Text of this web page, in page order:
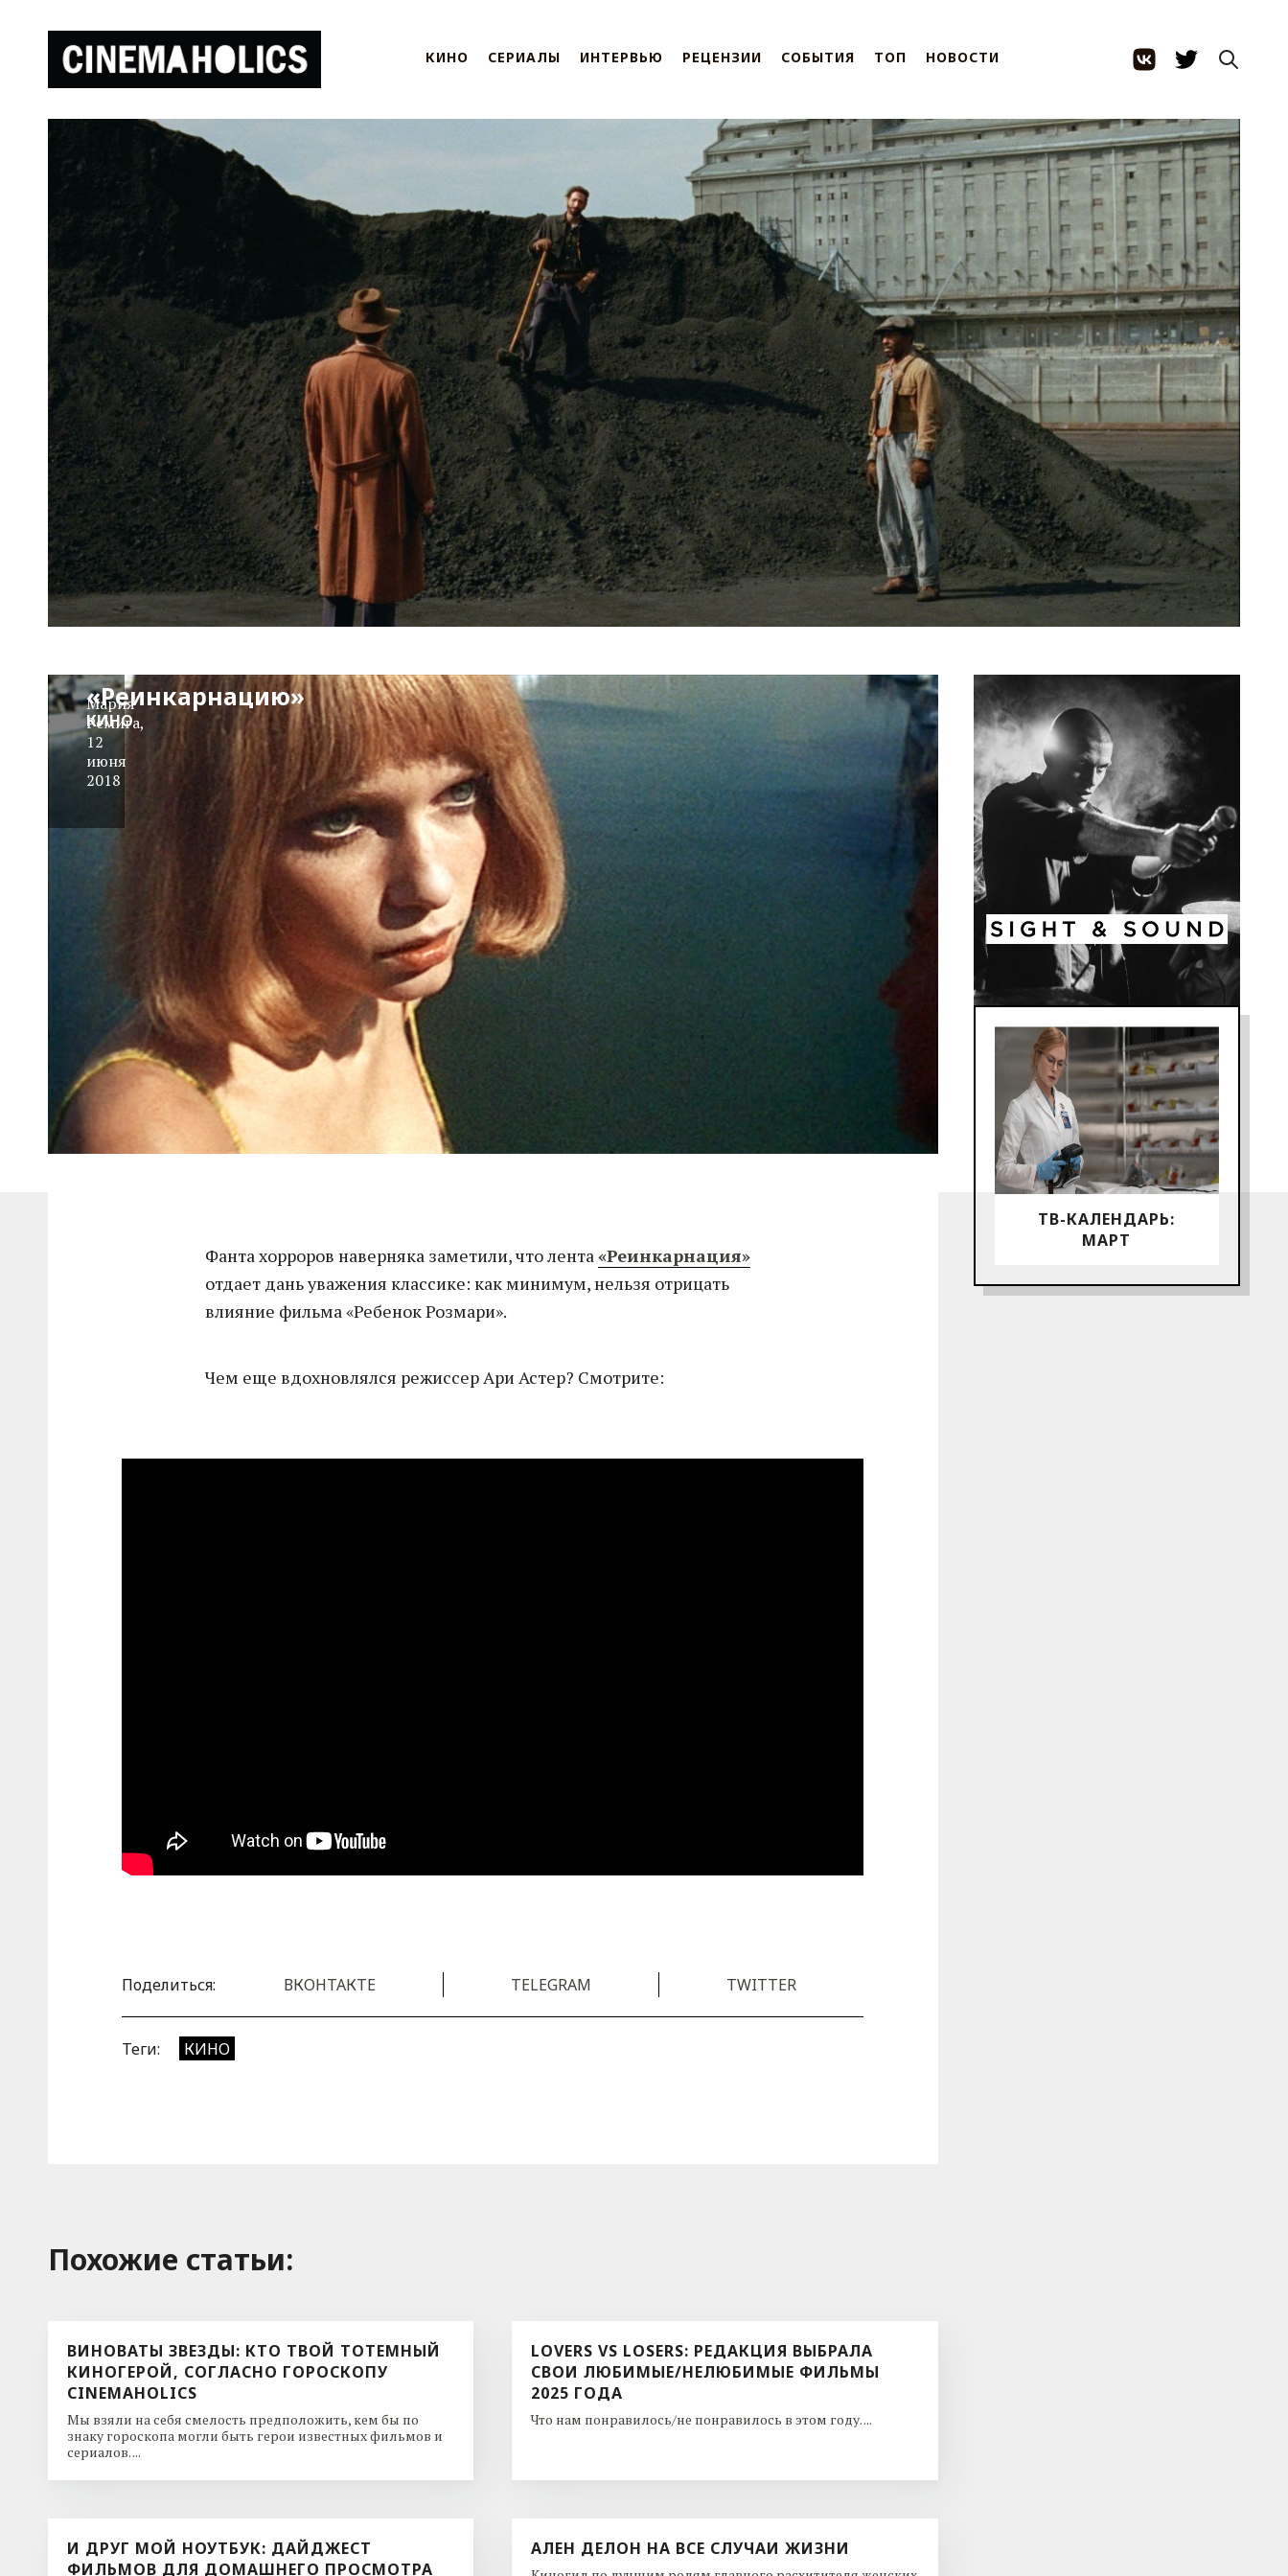
КИНО СЕРИАЛЫ ИНТЕРВЬЮ РЕЦЕНЗИИ СОБЫТИЯ ТОП НОВОСТИ
ТВ-КАЛЕНДАРЬ:
МАРТ
Видео на вечер:
Фильмы,
«Реинкарнацию»
Мария
Ремига,
12
июня
2018
КИНО
Фанта хорроров наверняка заметили, что лента«Реинкарнация»
отдает дань уважения классике: как минимум, нельзя отрицать
влияние фильма «Ребенок Розмари».
Чем еще вдохновлялся режиссер Ари Астер? Смотрите:
Поделиться: ВКОНТАКТЕ TELEGRAM TWITTER
Теги: КИНО
Похожие cтатьи:
ВИНОВАТЫ ЗВЕЗДЫ: КТО ТВОЙ ТОТЕМНЫЙ
КИНОГЕРОЙ, СОГЛАСНО ГОРОСКОПУ
CINEMAHOLICS
Мы взяли на себя смелость предположить, кем бы по
знаку гороскопа могли быть герои известных фильмов и
сериалов. ...
LOVERS VS LOSERS: РЕДАКЦИЯ ВЫБРАЛА
СВОИ ЛЮБИМЫЕ/НЕЛЮБИМЫЕ ФИЛЬМЫ
2025 ГОДА
Что нам понравилось/не понравилось в этом году. ...
И ДРУГ МОЙ НОУТБУК: ДАЙДЖЕСТ
ФИЛЬМОВ ДЛЯ ДОМАШНЕГО ПРОСМОТРА
АЛЕН ДЕЛОН НА ВСЕ СЛУЧАИ ЖИЗНИ